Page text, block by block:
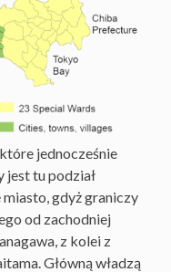
jednocześnie
jest tu podział
gdyż graniczy
od zachodniej
z kolei z
Główną władzą